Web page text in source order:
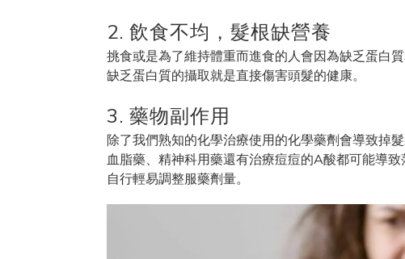
2. 飲食不均，髮根缺營養
挑食或是為了維持體重而進食的人會因為缺乏蛋白
缺乏蛋白質的攝取就是直接傷害頭髮的健康。
3. 藥物副作用
除了我們熟知的化學治療使用的化學藥劑會導致掉
血脂藥、精神科用藥還有治療痘痘的A酸都可能導
自行輕易調整服藥劑量。